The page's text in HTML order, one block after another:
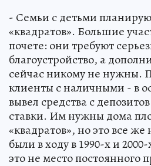
- Семьи с детьми
«квадратов». Большие
почете: они требуют
благоустройство, а
сейчас никому не нужны.
клиенты с наличными - в
вывел средства с
ставки. Им нужны дома
«квадратов», но это все же
были в ходу в 1990-х и
это не место постоянного